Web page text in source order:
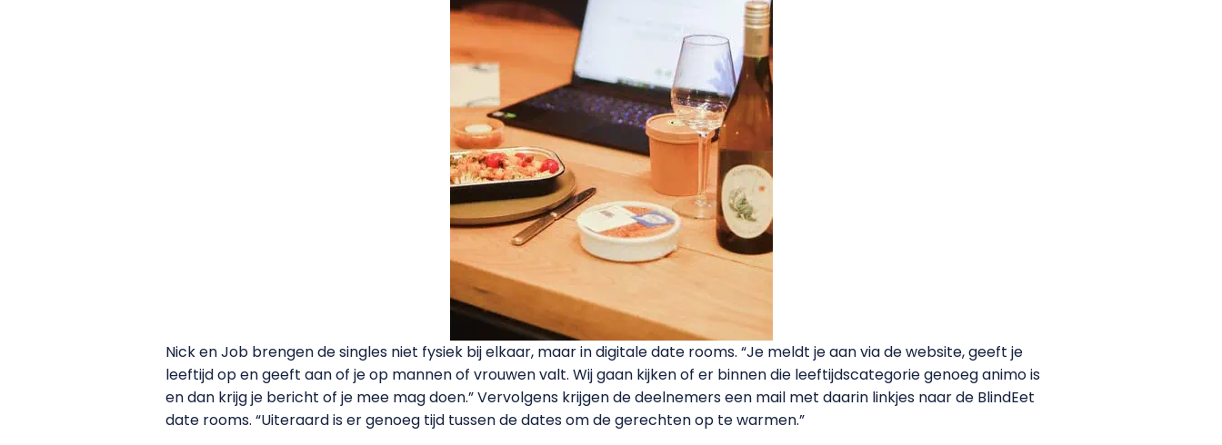
Nick en Job brengen de singles niet fysiek bij elkaar, maar in digitale date rooms. “Je meldt je aan via de website, geeft je
leeftijd op en geeft aan of je op mannen of vrouwen valt. Wij gaan kijken of er binnen die leeftijdscategorie genoeg animo is
en dan krijg je bericht of je mee mag doen.” Vervolgens krijgen de deelnemers een mail met daarin linkjes naar de BlindEet
date rooms. “Uiteraard is er genoeg tijd tussen de dates om de gerechten op te warmen.”